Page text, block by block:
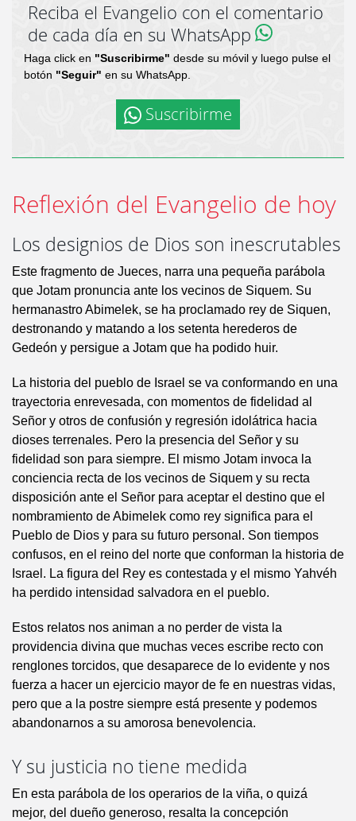
Reciba el Evangelio con el comentario
de cada día en su WhatsApp
Haga click en "Suscribirme" desde su móvil y luego pulse el
botón "Seguir" en su WhatsApp.
Suscribirme
Reflexión del Evangelio de hoy
Los designios de Dios son inescrutables
Este fragmento de Jueces, narra una pequeña parábola
que Jotam pronuncia ante los vecinos de Siquem. Su
hermanastro Abimelek, se ha proclamado rey de Siquen,
destronando y matando a los setenta herederos de
Gedeón y persigue a Jotam que ha podido huir.
La historia del pueblo de Israel se va conformando en una
trayectoria enrevesada, con momentos de fidelidad al
Señor y otros de confusión y regresión idolátrica hacia
dioses terrenales. Pero la presencia del Señor y su
fidelidad son para siempre. El mismo Jotam invoca la
conciencia recta de los vecinos de Siquem y su recta
disposición ante el Señor para aceptar el destino que el
nombramiento de Abimelek como rey significa para el
Pueblo de Dios y para su futuro personal. Son tiempos
confusos, en el reino del norte que conforman la historia de
Israel. La figura del Rey es contestada y el mismo Yahvéh
ha perdido intensidad salvadora en el pueblo.
Estos relatos nos animan a no perder de vista la
providencia divina que muchas veces escribe recto con
renglones torcidos, que desaparece de lo evidente y nos
fuerza a hacer un ejercicio mayor de fe en nuestras vidas,
pero que a la postre siempre está presente y podemos
abandonarnos a su amorosa benevolencia.
Y su justicia no tiene medida
En esta parábola de los operarios de la viña, o quizá
mejor, del dueño generoso, resalta la concepción